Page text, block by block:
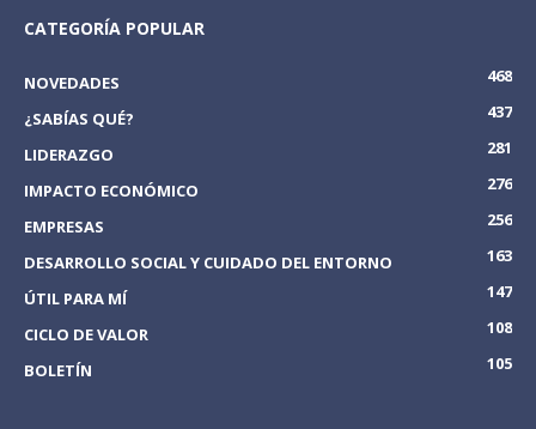
CATEGORÍA POPULAR
NOVEDADES
468
¿SABÍAS QUÉ?
437
LIDERAZGO
281
IMPACTO ECONÓMICO
276
EMPRESAS
256
DESARROLLO SOCIAL Y CUIDADO DEL ENTORNO
163
ÚTIL PARA MÍ
147
CICLO DE VALOR
108
BOLETÍN
105